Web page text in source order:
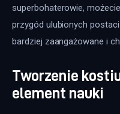
superbohaterowie,
przygód ulubionych
bardziej zaangażowane i
Tworzenie
element nauki